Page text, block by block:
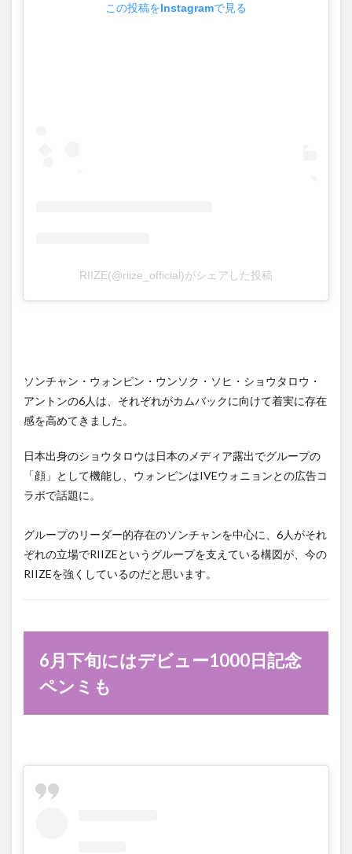
この投稿をInstagramで見る
RIIZE(@riize_official)がシェアした投稿
ソンチャン・ウォンビン・ウンソク・ソヒ・ショウタロウ・
アントンの6人は、それぞれがカムバックに向けて着実に存在
感を高めてきました。
日本出身のショウタロウは日本のメディア露出でグループの
「顔」として機能し、ウォンビンはIVEウォニョンとの広告コ
ラボで話題に。
グループのリーダー的存在のソンチャンを中心に、6人がそれ
ぞれの立場でRIIZEというグループを支えている構図が、今の
RIIZEを強くしているのだと思います。
6月下旬にはデビュー1000日記念
ペンミも